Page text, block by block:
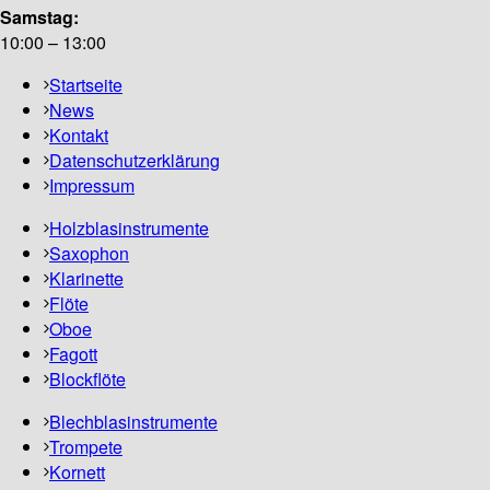
Samstag:
10:00 – 13:00
Startseite
News
Kontakt
Datenschutzerklärung
Impressum
Holzblasinstrumente
Saxophon
Klarinette
Flöte
Oboe
Fagott
Blockflöte
Blechblasinstrumente
Trompete
Kornett